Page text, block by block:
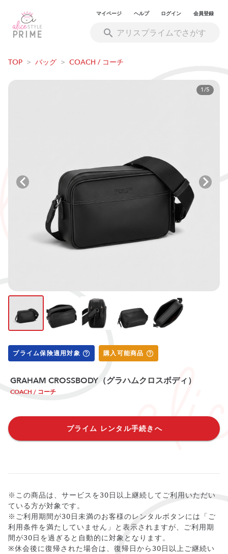
マイページ ヘルプ ログイン 会員登録
TOP > バッグ > COACH / コーチ
1/5
プライム保険適用対象 購入可能商品
GRAHAM CROSSBODY（グラハムクロスボディ）
COACH / コーチ
プライム レンタル手続きへ
※この商品は、サービスを30日以上継続してご利用いただい
ている方が対象です。
※ご利用期間が30日未満のお客様のレンタルボタンには「ご
利用条件を満たしていません」と表示されますが、ご利用期
間が30日を過ぎると自動的に対象となります。
※休会後に復帰された場合は、復帰日から30日以上ご継続い